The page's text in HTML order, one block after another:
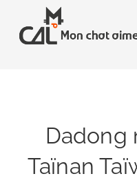
content
Dadong
Taïnan